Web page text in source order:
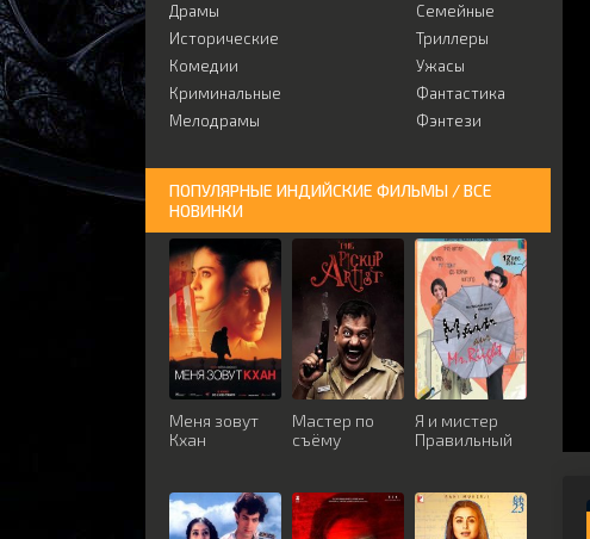
Драмы
Исторические
Комедии
Криминальные
Мелодрамы
Семейные
Триллеры
Ужасы
Фантастика
Фэнтези
ПОПУЛЯРНЫЕ ИНДИЙСКИЕ ФИЛЬМЫ / ВСЕ
НОВИНКИ
Меня зовут
Кхан
Мастер по
съёму
Я и мистер
Правильный